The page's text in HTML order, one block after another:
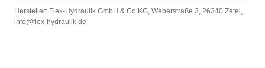
Hersteller: Flex-Hydraulik GmbH & Co KG, Weberstraße 3, 26340 Zetel,
info@flex-hydraulik.de